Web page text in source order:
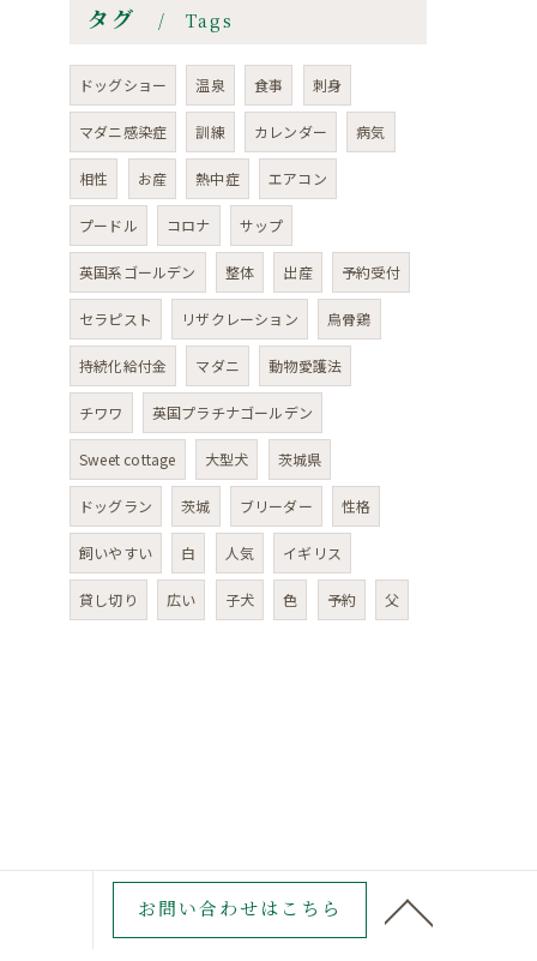
タグ Tags
ドッグショー 温泉 食事 刺身
マダニ感染症 訓練 カレンダー 病気
相性 お産 熱中症 エアコン
プードル コロナ サップ
英国系ゴールデン 整体 出産 予約受付
セラピスト リザクレーション 烏骨鶏
持続化給付金 マダニ 動物愛護法
チワワ 英国プラチナゴールデン
Sweet cottage 大型犬 茨城県
ドッグラン 茨城 ブリーダー 性格
飼いやすい 白 人気 イギリス
貸し切り 広い 子犬 色 予約 父
お問い合わせはこちら